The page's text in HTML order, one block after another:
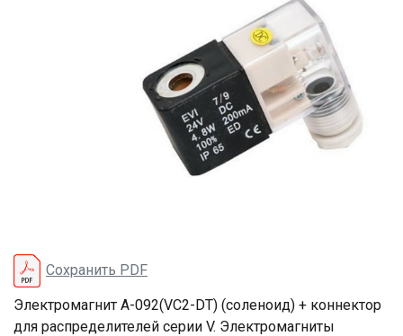
Сохранить PDF
Электромагнит А-092(VC2-DT) (cоленоид) + коннектор
для распределителей серии V. Электромагниты